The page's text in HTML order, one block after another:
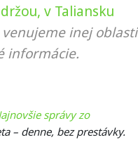
v Taliansku
inej oblasti
informácie.
správy zo
– denne, bez prestávky.